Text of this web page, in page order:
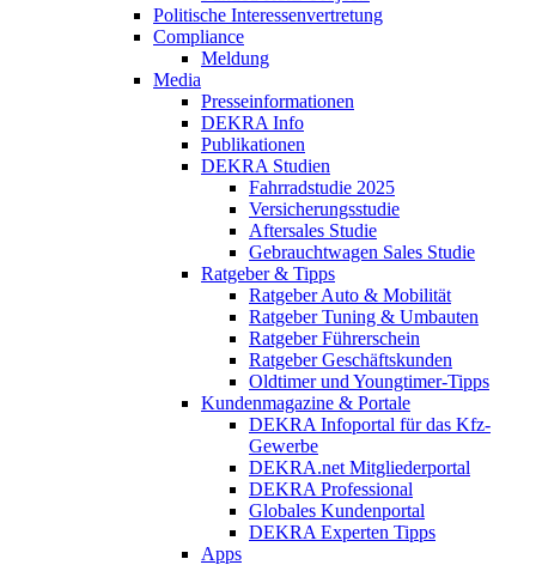
Politische Interessenvertretung
Compliance
Meldung
Media
Presseinformationen
DEKRA Info
Publikationen
DEKRA Studien
Fahrradstudie 2025
Versicherungsstudie
Aftersales Studie
Gebrauchtwagen Sales Studie
Ratgeber & Tipps
Ratgeber Auto & Mobilität
Ratgeber Tuning & Umbauten
Ratgeber Führerschein
Ratgeber Geschäftskunden
Oldtimer und Youngtimer-Tipps
Kundenmagazine & Portale
DEKRA Infoportal für das Kfz-
Gewerbe
DEKRA.net Mitgliederportal
DEKRA Professional
Globales Kundenportal
DEKRA Experten Tipps
Apps